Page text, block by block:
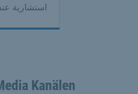
استشارية
Kanälen: